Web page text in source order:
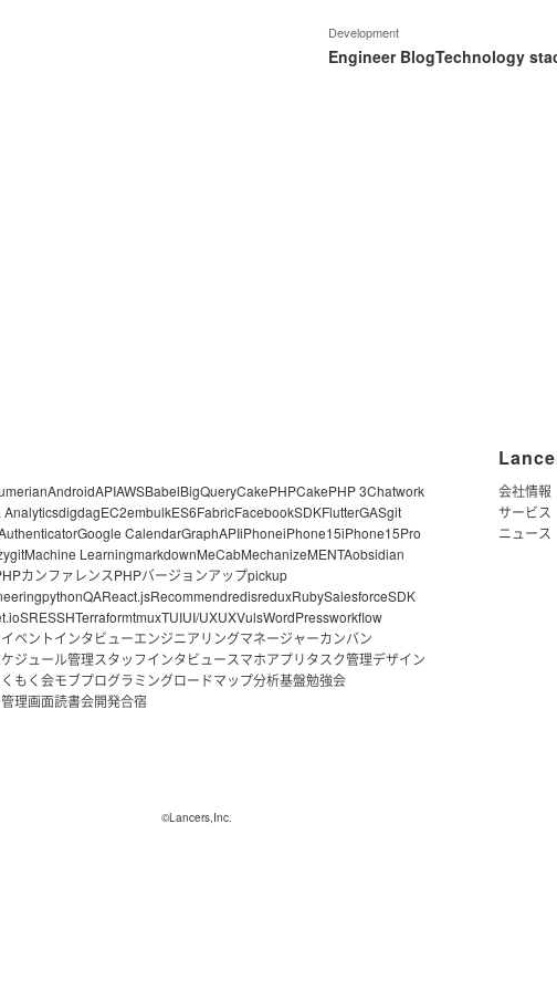
Development
Engineer BlogTechnology
AndroidAPIAWSBabelBigQueryCakePHPCakePHP 3Chatwork
AnalyticsdigdagEC2embulkES6FabricFacebookSDKFlutterGASgit
Google CalendarGraphAPIiPhoneiPhone15iPhone15Pro
Machine LearningmarkdownMeCabMechanizeMENTAobsidian
カンファレンスPHPバージョンアップpickup
pythonQAReact.jsRecommendredisreduxRubySalesforceSDK
SRESSHTerraformtmuxTUIUI/UXUXVulsWordPressworkflow
イベントインタビューエンジニアリングマネージャーカンバン
ジュール管理スタッフインタビュースマホアプリタスク管理デザイン
もく会モブプログラミングロードマップ分析基盤勉強会
管理画面読書会開発合宿
会社情報
サービス
ニュース
©Lancers,Inc.